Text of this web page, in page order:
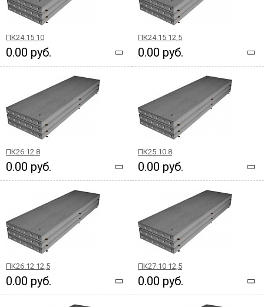
ПК24.15 10
0.00 руб.
ПК24.15 12,5
0.00 руб.
ПК26.12 8
0.00 руб.
ПК25.10 8
0.00 руб.
ПК26.12 12,5
0.00 руб.
ПК27.10 12,5
0.00 руб.